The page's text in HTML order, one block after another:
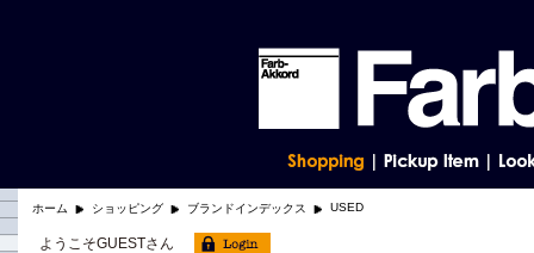
ホーム ショッピング ブランドインデックス USED
ようこそGUESTさん